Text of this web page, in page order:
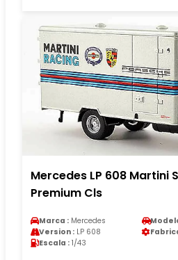
Mercedes LP 608 Martini
Premium Cls
Marca : Mercedes
Version : LP 608
Escala : 1/43